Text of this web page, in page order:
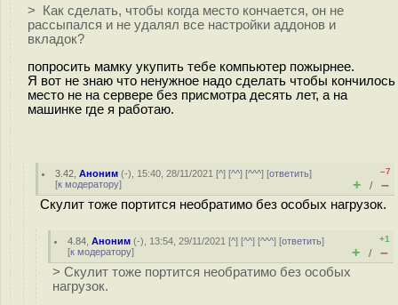
> Как сделать, чтобы когда место кончается, он не
рассыпался и не удалял все настройки аддонов и
вкладок?
попросить мамку укупить тебе компьютер пожырнее.
Я вот не знаю что ненужное надо сделать чтобы кончилось
место не на сервере без присмотра десять лет, а на
машинке где я работаю.
3.42 ,Аноним (-), 15:40, 28/11/2021 [^] [^^] [^^^] [ответить]
[к модератору]
–7
+ / –
Скулит тоже портится необратимо без особых нагрузок.
4.84 ,Аноним (-), 13:54, 29/11/2021 [^] [^^] [^^^] [ответить]
[к модератору]
+1
+ / –
> Скулит тоже портится необратимо без особых
нагрузок.